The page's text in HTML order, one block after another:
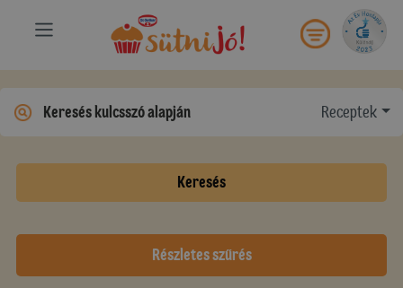
Receptek
Keresés
Részletes szűrés